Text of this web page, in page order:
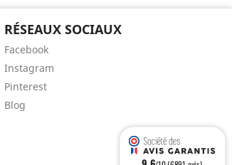
RÉSEAUX SOCIAUX
Facebook
Instagram
Pinterest
Blog